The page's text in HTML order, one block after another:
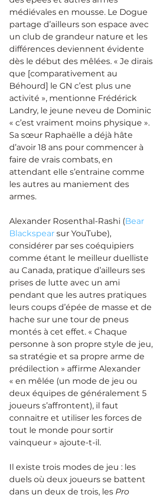
médiévales en mousse. Le Dogue
partage d’ailleurs son espace avec
un club de grandeur nature et les
différences deviennent évidente
dès le début des mêlées. « Je dirais
que [comparativement au
Béhourd] le GN c’est plus une
activité », mentionne Frédérick
Landry, le jeune neveu de Dominic
« c’est vraiment moins physique ».
Sa sœur Raphaëlle a déjà hâte
d’avoir 18 ans pour commencer à
faire de vrais combats, en
attendant elle s’entraine comme
les autres au maniement des
armes.
Alexander Rosenthal-Rashi (Bear
Blackspear sur YouTube),
considérer par ses coéquipiers
comme étant le meilleur duelliste
au Canada, pratique d’ailleurs ses
prises de lutte avec un ami
pendant que les autres pratiques
leurs coups d’épée de masse et de
hache sur une tour de pneus
montés à cet effet. « Chaque
personne à son propre style de jeu,
sa stratégie et sa propre arme de
prédilection » affirme Alexander
« en mêlée (un mode de jeu ou
deux équipes de généralement 5
joueurs s’affrontent), il faut
connaitre et utiliser les forces de
tout le monde pour sortir
vainqueur » ajoute-t-il.
Il existe trois modes de jeu : les
duels où deux joueurs se battent
dans un deux de trois, les Pro